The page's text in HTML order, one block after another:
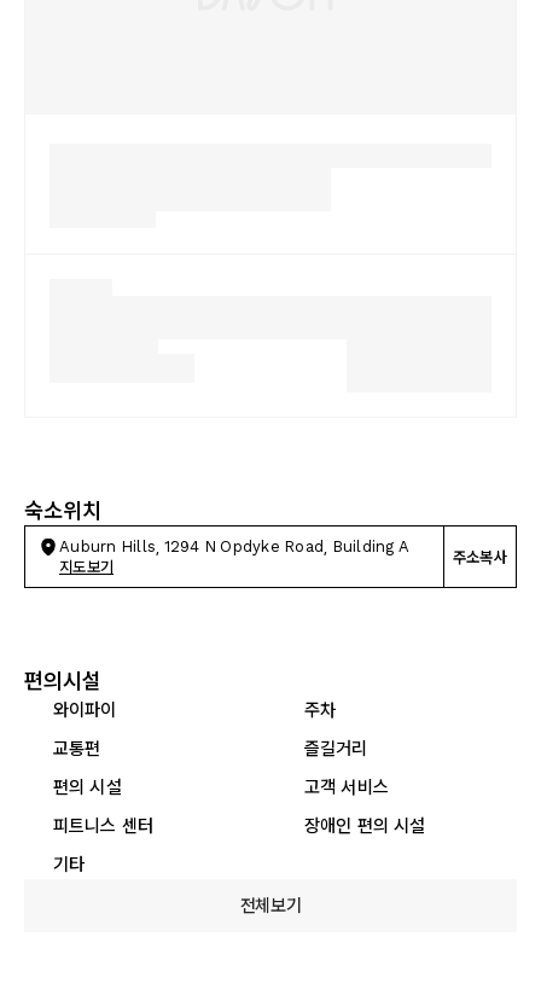
숙소위치
Auburn Hills, 1294 N Opdyke Road, Building A
지도보기
주소복사
편의시설
와이파이
주차
교통편
즐길거리
편의 시설
고객 서비스
피트니스 센터
장애인 편의 시설
기타
전체보기